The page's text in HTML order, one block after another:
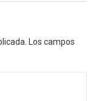
Los campos